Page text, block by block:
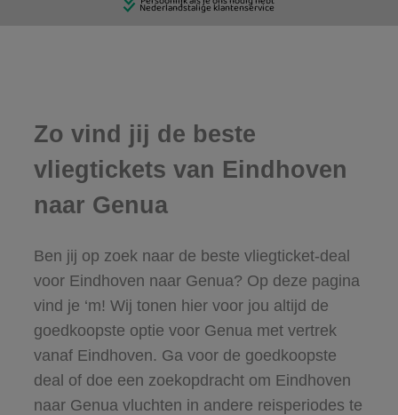
Zo vind jij de beste
vliegtickets van Eindhoven
naar Genua
Ben jij op zoek naar de beste vliegticket-deal
voor Eindhoven naar Genua? Op deze pagina
vind je ‘m! Wij tonen hier voor jou altijd de
goedkoopste optie voor Genua met vertrek
vanaf Eindhoven. Ga voor de goedkoopste
deal of doe een zoekopdracht om Eindhoven
naar Genua vluchten in andere reisperiodes te